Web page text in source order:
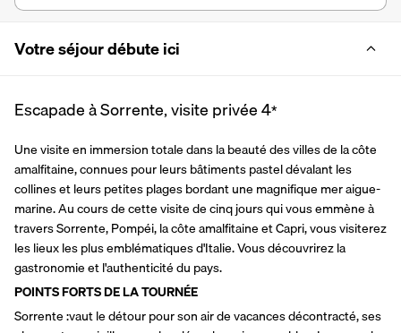
Votre séjour débute ici
Escapade à Sorrente, visite privée4*
Une visite en immersion totale dans la beauté des villes de la côte
amalfitaine, connues pour leurs bâtiments pastel dévalant les
collines et leurs petites plages bordant une magnifique mer aigue-
marine. Au cours de cette visite de cinq jours qui vous emmène à
travers Sorrente, Pompéi, la côte amalfitaine et Capri, vous visiterez
les lieux les plus emblématiques d'Italie. Vous découvrirez la
gastronomie et l'authenticité du pays.
POINTS FORTS DE LA TOURNÉE
Sorrente :vaut le détour pour son air de vacances décontracté, ses